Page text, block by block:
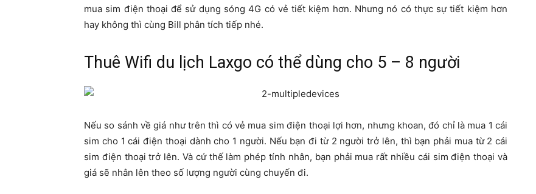
mua sim điện thoại để sử dụng sóng 4G có vẻ tiết kiệm hơn. Nhưng nó có thực sự tiết kiệm hơn
hay không thì cùng Bill phân tích tiếp nhé.
Thuê Wifi du lịch Laxgo có thể dùng cho 5 – 8 người
Nếu so sánh về giá như trên thì có vẻ mua sim điện thoại lợi hơn, nhưng khoan, đó chỉ là mua 1 cái
sim cho 1 cái điện thoại dành cho 1 người. Nếu bạn đi từ 2 người trở lên, thì bạn phải mua từ 2 cái
sim điện thoại trở lên. Và cứ thế làm phép tính nhân, bạn phải mua rất nhiều cái sim điện thoại và
giá sẽ nhân lên theo số lượng người cùng chuyến đi.